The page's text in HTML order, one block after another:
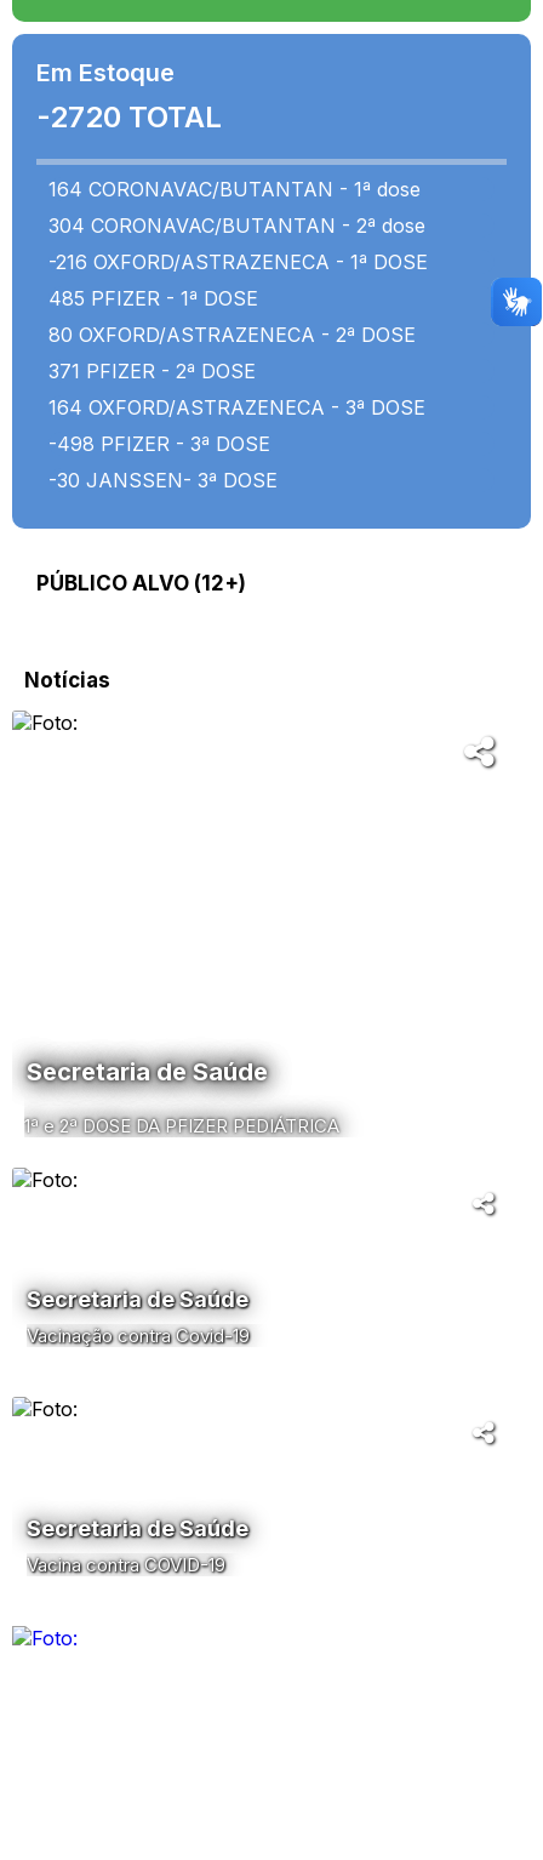
Em Estoque
-2720 TOTAL
164 CORONAVAC/BUTANTAN - 1ª dose
304 CORONAVAC/BUTANTAN - 2ª dose
-216 OXFORD/ASTRAZENECA - 1ª DOSE
485 PFIZER - 1ª DOSE
80 OXFORD/ASTRAZENECA - 2ª DOSE
371 PFIZER - 2ª DOSE
164 OXFORD/ASTRAZENECA - 3ª DOSE
-498 PFIZER - 3ª DOSE
-30 JANSSEN- 3ª DOSE
PÚBLICO ALVO (12+)
Notícias
Secretaria de Saúde
1ª e 2ª DOSE DA PFIZER PEDIÁTRICA
Secretaria de Saúde
Vacinação contra Covid-19
Secretaria de Saúde
Vacina contra COVID-19